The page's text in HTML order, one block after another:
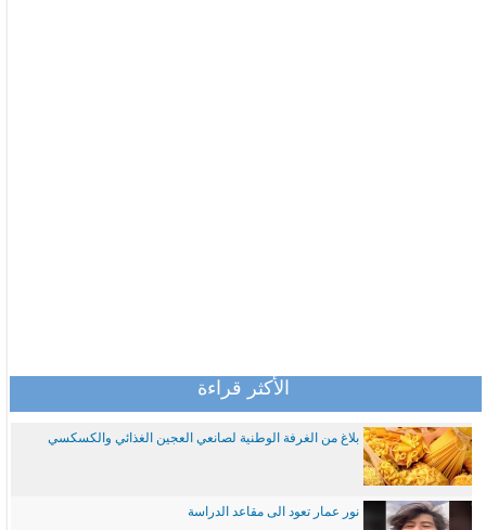
الأكثر قراءة
بلاغ من الغرفة الوطنية لصانعي العجين الغذائي والكسكسي
نور عمار تعود الى مقاعد الدراسة